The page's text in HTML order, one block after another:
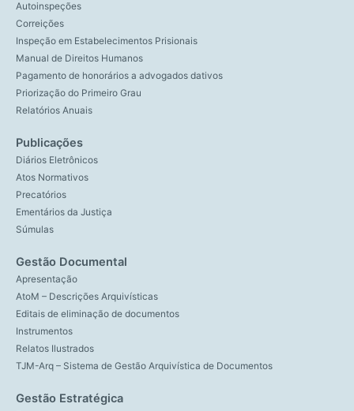
Autoinspeções
Correições
Inspeção em Estabelecimentos Prisionais
Manual de Direitos Humanos
Pagamento de honorários a advogados dativos
Priorização do Primeiro Grau
Relatórios Anuais
Publicações
Diários Eletrônicos
Atos Normativos
Precatórios
Ementários da Justiça
Súmulas
Gestão Documental
Apresentação
AtoM – Descrições Arquivísticas
Editais de eliminação de documentos
Instrumentos
Relatos Ilustrados
TJM-Arq – Sistema de Gestão Arquivística de Documentos
Gestão Estratégica